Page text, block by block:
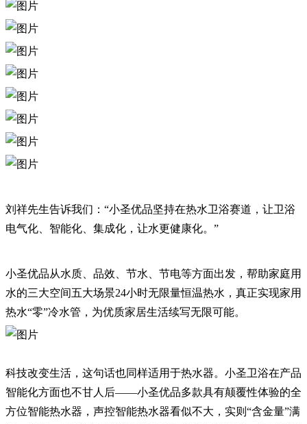
刘祥先生告诉我们：“小圣优品坚持在热水卫浴赛道，让卫浴
电气化、智能化、集成化，让水更健康化。”
小圣优品从水质、品效、节水、节电等方面出发，帮助家庭用
水的三大空间五大场景24小时无限量恒温热水，真正实现家用
热水“零”冷水管，为优质家居生活续写无限可能。
科技改变生活，这句话也同样适用于热水器。小圣卫浴在产品
智能化方面也不甘人后——小圣优品多款具有颠覆性体验的全
方位智能热水器，声控智能热水器看似不大，实则“含金量”满